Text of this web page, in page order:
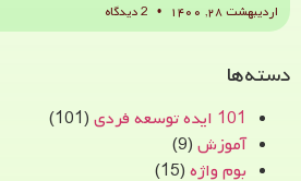
اردیبهشت ۲۸, ۱۴۰۰
دسته‌ها
101 ایده توسعه فردی
(101)
آموزش (9)
بوم واژه (15)